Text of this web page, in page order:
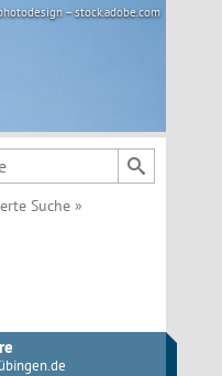
– stock.adobe.com
Suche »